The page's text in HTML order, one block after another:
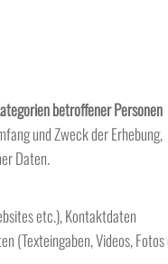
betroffener Personen
und Zweck der Erhebung,
Daten.
etc.), Kontaktdaten
(Texteingaben, Videos,